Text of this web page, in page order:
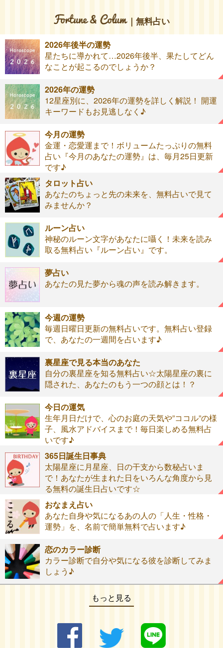
｜無料占い
2026年後半の運勢
星たちに導かれて…2026年後半、果たしてどん
なことが起こるのでしょうか？
2026年の運勢
12星座別に、2026年の運勢を詳しく解説！ 開運
キーワードもお見逃しなく♪
今月の運勢
金運・恋愛運まで！ボリュームたっぷりの無料
占い『今月のあなたの運勢』は、毎月25日更新
です♪
タロット占い
あなたのちょっと先の未来を、無料占いで見て
みませんか？
ルーン占い
神秘のルーン文字があなたに囁く！未来を読み
取る無料占い『ルーン占い』です。
夢占い
あなたの見た夢から魂の声を読み解きます。
今週の運勢
毎週日曜日更新の無料占いです。無料占い登録
で、あなたの一週間を占います♪
裏星座で見る本当のあなた
自分の裏星座を知る無料占い☆太陽星座の裏に
隠された、あなたのもう一つの顔とは！？
今日の運気
生年月日だけで、心のお庭の天気や”ココル”の様
子、風水アドバイスまで！毎日楽しめる無料占
いです♪
365日誕生日事典
太陽星座に月星座、日の干支から数秘占いま
で！あなたが生まれた日をいろんな角度から見
る無料の誕生日占いです☆
おなまえ占い
あなた自身や気になるあの人の「人生・性格・
運勢」を、名前で簡単無料で占います♪
恋のカラー診断
カラー診断で自分や気になる彼を診断してみま
しょう♪
もっと見る